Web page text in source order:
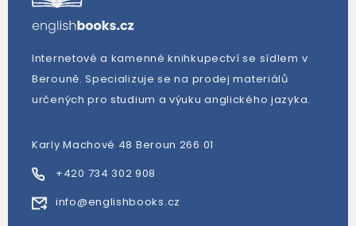
Internetové a kamenné knihkupectví se sídlem v
Berouně. Specializuje se na prodej materiálů
určených pro studium a výuku anglického jazyka.
Karly Machové 48 Beroun 266 01
+420 734 302 908
info@englishbooks.cz